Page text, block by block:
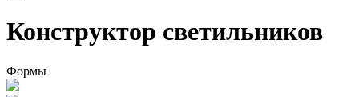
Конструктор светильников
Формы